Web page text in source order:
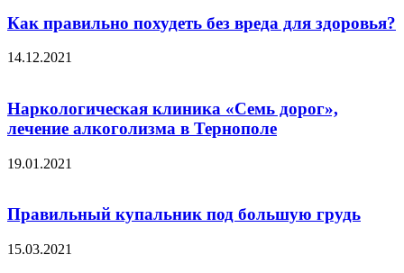
Как правильно похудеть без вреда для здоровья?
14.12.2021
Наркологическая клиника «Семь дорог»,
лечение алкоголизма в Тернополе
19.01.2021
Правильный купальник под большую грудь
15.03.2021